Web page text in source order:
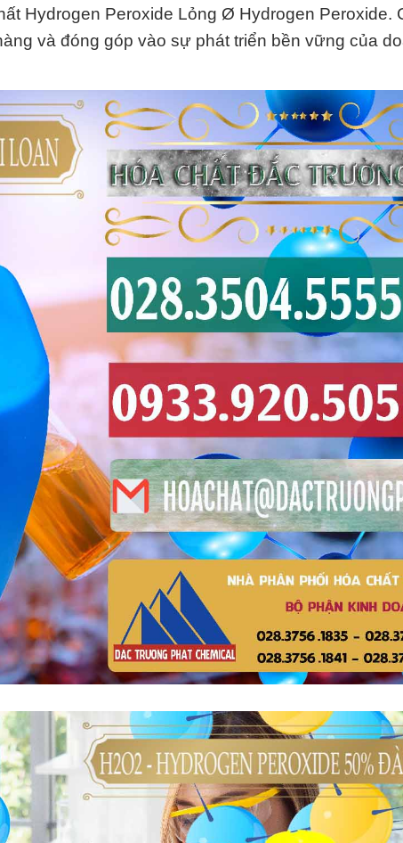
Hydrogen Peroxide Lỏng Ø Hydrogen Peroxide.
và đóng góp vào sự phát triển bền vững của